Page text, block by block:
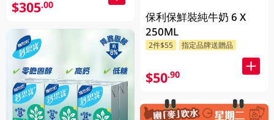
$305.00
保利保鮮裝純牛奶 6 X
250ML
2件$55 指定品牌送贈品
$50.90